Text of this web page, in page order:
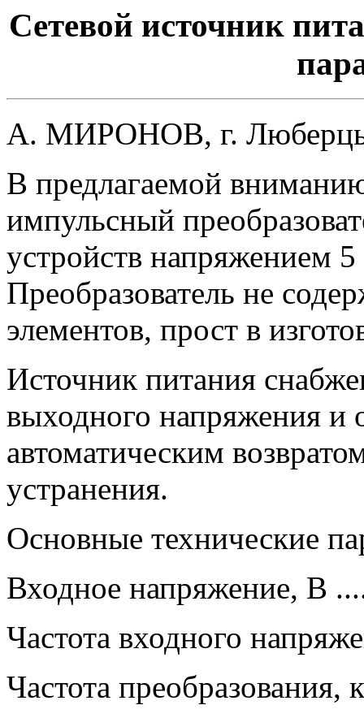
Сетевой источник
А. МИРОНОВ, г. Люберцы
В предлагаемой
импульсный
устройств напряжением
Преобразователь не
элементов, прост в
Источник питания
выходного напряжения и
автоматическим
устранения.
Основные технические
Входное напряжение, В
Частота входного
Частота